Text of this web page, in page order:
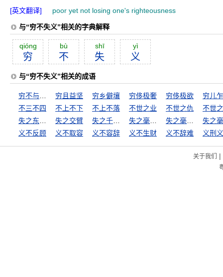
[英文翻译]
poor yet not losing one's righteousness
与“穷不失义”相关的字典解释
qióng
穷
bù
不
shī
失
yì
义
与“穷不失义”相关的成语
穷且益坚 穷乡僻壤 穷侈极奢 穷侈极欲
穷儿
不三不四
不上不下 不上不落 不世之业 不世之仇
不世
失之交臂
义不反顾
义不取容 义不容辞 义不生财 义不辞难 义刑
关于我们 |